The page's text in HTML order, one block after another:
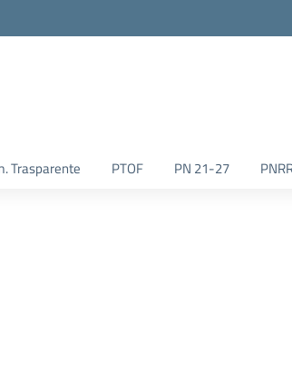
Trasparente PTOF PN 21-27